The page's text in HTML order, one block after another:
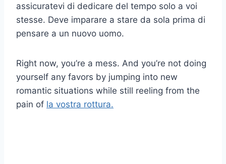
assicuratevi di dedicare del tempo solo a voi
stesse. Deve imparare a stare da sola prima di
pensare a un nuovo uomo.
Right now, you’re a mess. And you’re not doing
yourself any favors by jumping into new
romantic situations while still reeling from the
pain of la vostra rottura.